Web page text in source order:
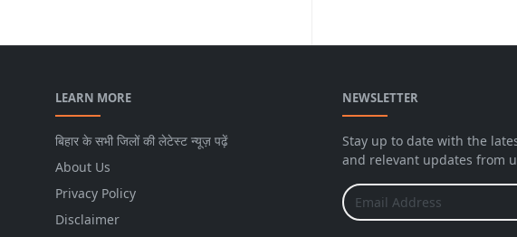
LEARN MORE
बिहार के सभी जिलों की लेटेस्ट न्यूज़ पढ़ें
About Us
Privacy Policy
Disclaimer
NEWSLETTER
Stay up to date with the
and relevant updates from